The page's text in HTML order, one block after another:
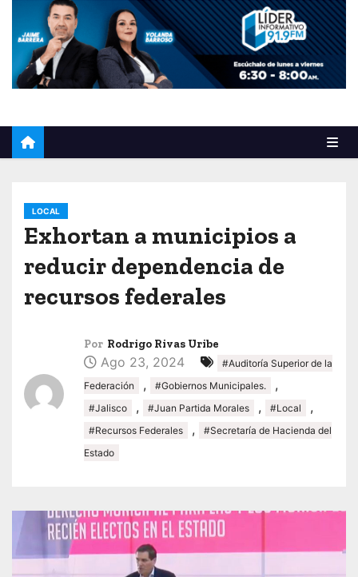
LOCAL
Exhortan a municipios a
reducir dependencia de
recursos federales
Por Rodrigo Rivas Uribe
Ago 23, 2024
#Auditoría Superior de la
Federación
, #Gobiernos Municipales. ,
#Jalisco , #Juan Partida Morales , #Local ,
#Recursos Federales ,
#Secretaría de Hacienda del
Estado